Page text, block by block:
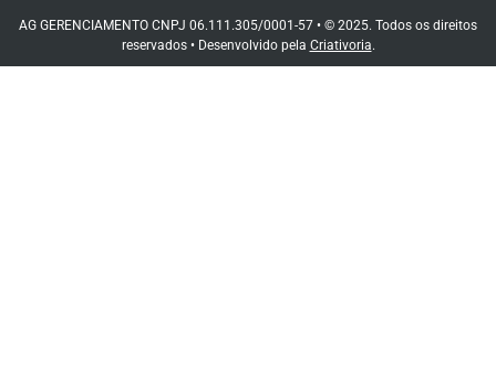
AG GERENCIAMENTO CNPJ 06.111.305/0001-57 • © 2025. Todos os direitos
reservados • Desenvolvido pela Criativoria.